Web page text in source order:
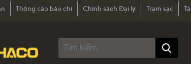
Thông cáo báo chí Chính sách Đại lý Trạm sạc